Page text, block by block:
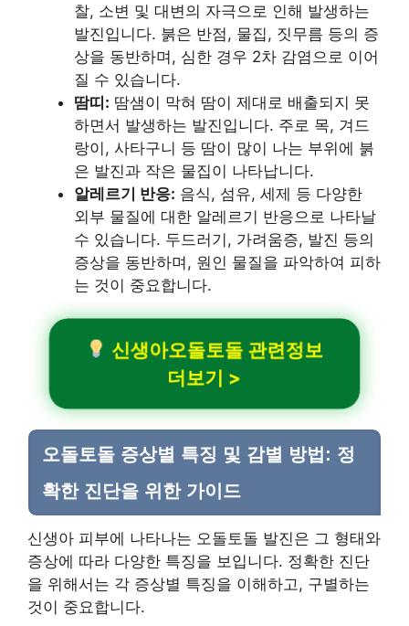
찰, 소변 및 대변의 자극으로 인해 발생하는
발진입니다. 붉은 반점, 물집, 짓무름 등의 증
상을 동반하며, 심한 경우 2차 감염으로 이어
질 수 있습니다.
땀띠: 땀샘이 막혀 땀이 제대로 배출되지 못
하면서 발생하는 발진입니다. 주로 목, 겨드
랑이, 사타구니 등 땀이 많이 나는 부위에 붉
은 발진과 작은 물집이 나타납니다.
알레르기 반응: 음식, 섬유, 세제 등 다양한
외부 물질에 대한 알레르기 반응으로 나타날
수 있습니다. 두드러기, 가려움증, 발진 등의
증상을 동반하며, 원인 물질을 파악하여 피하
는 것이 중요합니다.
신생아오돌토돌 관련정보
더보기 >
오돌토돌 증상별 특징 및 감별 방법: 정
확한 진단을 위한 가이드
신생아 피부에 나타나는 오돌토돌 발진은 그 형태와
증상에 따라 다양한 특징을 보입니다. 정확한 진단
을 위해서는 각 증상별 특징을 이해하고, 구별하는
것이 중요합니다.